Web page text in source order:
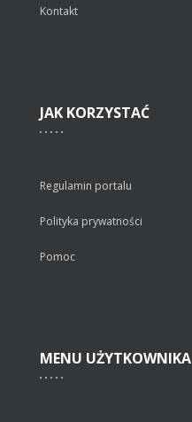
Kontakt
JAK KORZYSTAĆ
Regulamin portalu
Polityka prywatności
Pomoc
MENU UŻYTKOWNIKA